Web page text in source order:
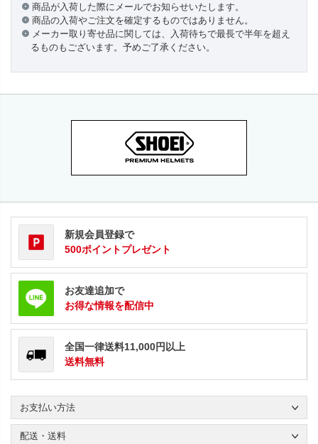
商品が入荷した際にメールでお知らせいたします。
商品の入荷やご注文を確定するものではありません。
メーカー取り寄せ品に関しては、入荷待ちで最長で半年を超え
るものもございます。予めご了承ください。
新規会員登録で
500ポイントプレゼント
お友達追加で
お得な情報を配信中
全国一律送料11,000円以上
送料無料
お支払い方法
配送・送料